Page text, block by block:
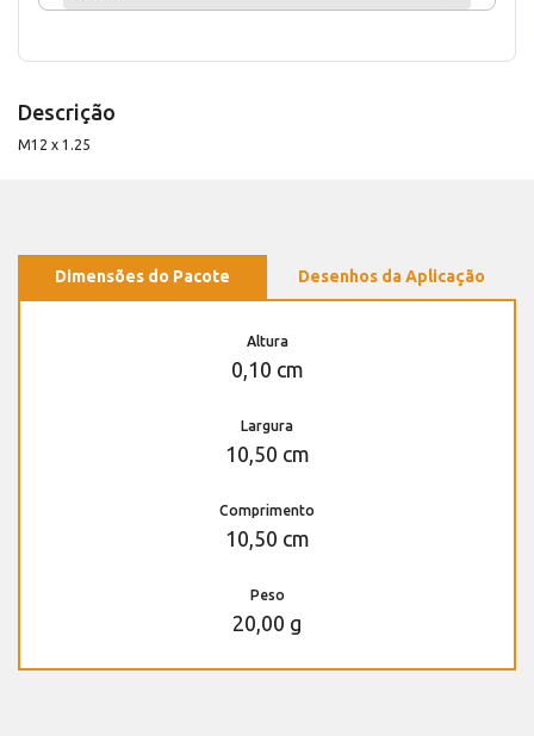
Descrição
M12 x 1.25
Dimensões do Pacote Desenhos da Aplicação
Altura
0,10 cm
Largura
10,50 cm
Comprimento
10,50 cm
Peso
20,00 g